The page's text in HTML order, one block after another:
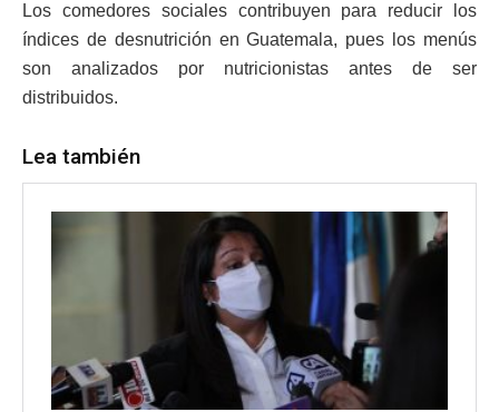
Los comedores sociales contribuyen para reducir los
índices de desnutrición en Guatemala, pues los menús
son analizados por nutricionistas antes de ser
distribuidos.
Lea también